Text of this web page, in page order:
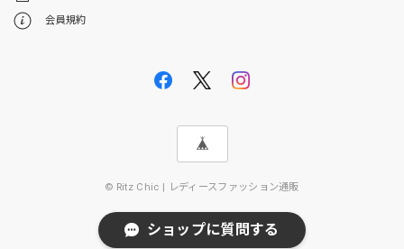
会員規約
© Ritz Chic | レディースファッション通販
ショップに質問する